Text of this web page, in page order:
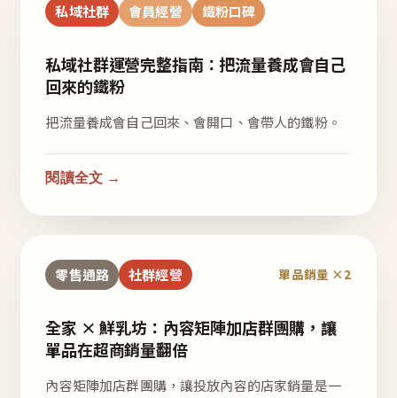
私域社群 會員經營 鐵粉口碑
私域社群運營完整指南：把流量養成會自己
回來的鐵粉
把流量養成會自己回來、會開口、會帶人的鐵粉。
閱讀全文 →
零售通路 社群經營 單品銷量 ×2
全家 × 鮮乳坊：內容矩陣加店群團購，讓
單品在超商銷量翻倍
內容矩陣加店群團購，讓投放內容的店家銷量是一